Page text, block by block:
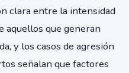
clara entre la intensidad
aquellos que generan
y los casos de agresión
señalan que factores